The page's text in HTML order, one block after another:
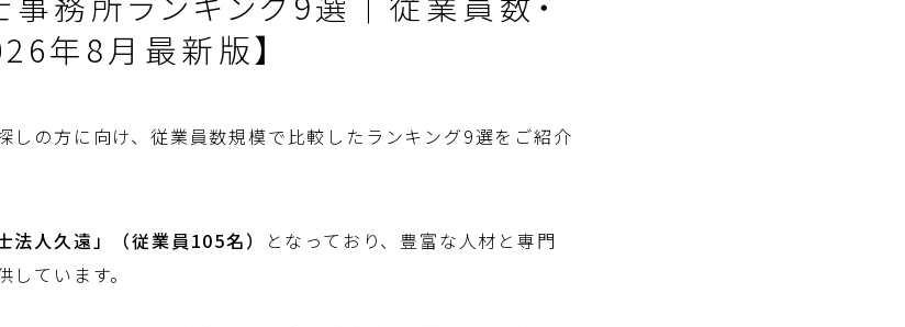
年8月最新版】
しの方に向け、従業員数規模で比較したランキング9選をご紹介
法人久遠」（従業員105名）
となっており、豊富な人材と専門
ています。